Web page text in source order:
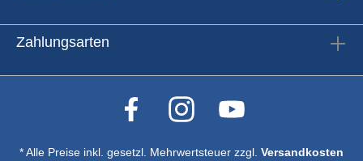
Zahlungsarten
* Alle Preise inkl. gesetzl. Mehrwertsteuer zzgl. Versandkosten